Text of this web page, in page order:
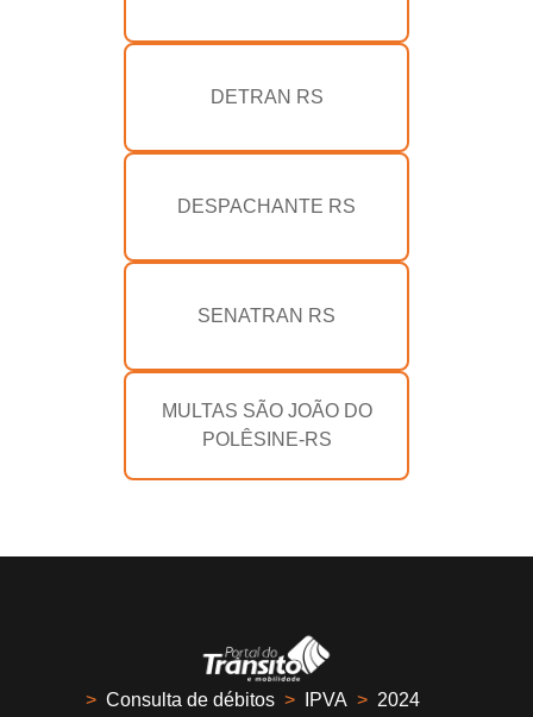
DETRAN RS
DESPACHANTE RS
SENATRAN RS
MULTAS SÃO JOÃO DO
POLÊSINE-RS
> Consulta de débitos > IPVA > 2024